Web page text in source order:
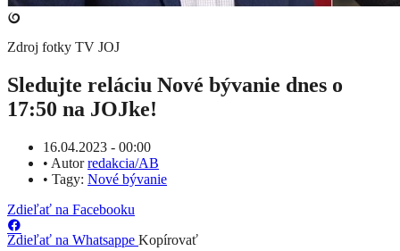
Zdroj fotky TV JOJ
Sledujte reláciu Nové bývanie dnes o
17:50 na JOJke!
16.04.2023 - 00:00
• Autorredakcia/AB
• Tagy: Nové bývanie
Zdieľať na Facebooku
Zdieľať na Whatsappe Kopírovať